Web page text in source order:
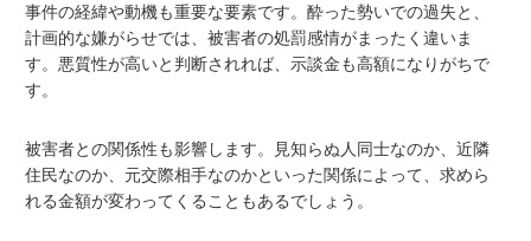
事件の経緯や動機も重要な要素です。酔った勢いでの過失と、
計画的な嫌がらせでは、被害者の処罰感情がまったく違いま
す。悪質性が高いと判断されれば、示談金も高額になりがちで
す。
被害者との関係性も影響します。見知らぬ人同士なのか、近隣
住民なのか、元交際相手なのかといった関係によって、求めら
れる金額が変わってくることもあるでしょう。